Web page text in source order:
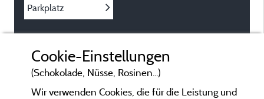
Parkplatz
Cookie-Einstellungen
(Schokolade, Nüsse, Rosinen...)
Wir verwenden Cookies, die für die Leistung und